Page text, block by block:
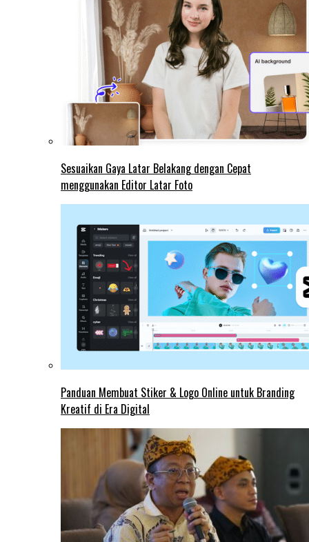
Sesuaikan Gaya Latar Belakang dengan Cepat
menggunakan Editor Latar Foto
Panduan Membuat Stiker & Logo Online untuk Branding
Kreatif di Era Digital